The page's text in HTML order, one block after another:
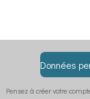
Données
Pensez à créer votre